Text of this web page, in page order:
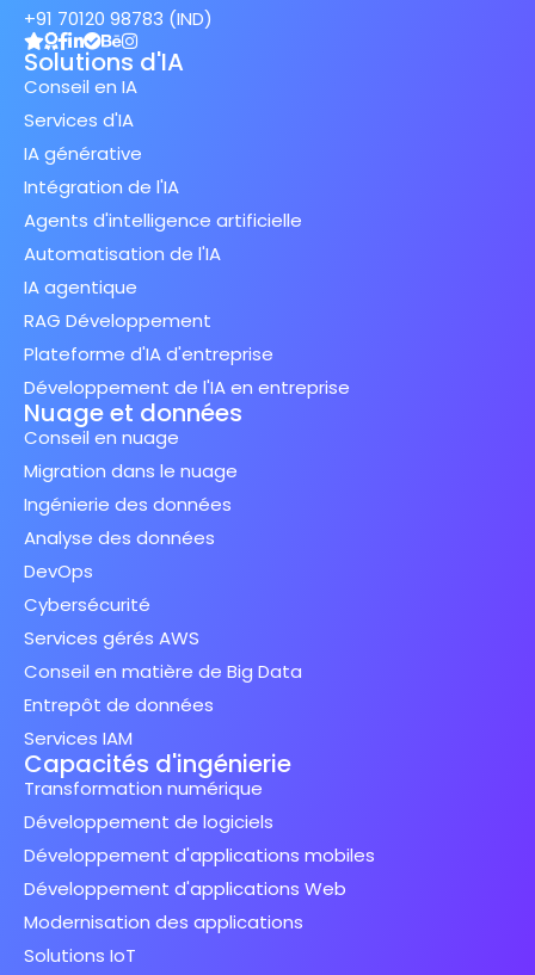
+91 70120 98783 (IND)
Solutions d'IA
Conseil en IA
Services d'IA
IA générative
Intégration de l'IA
Agents d'intelligence artificielle
Automatisation de l'IA
IA agentique
RAG Développement
Plateforme d'IA d'entreprise
Développement de l'IA en entreprise
Nuage et données
Conseil en nuage
Migration dans le nuage
Ingénierie des données
Analyse des données
DevOps
Cybersécurité
Services gérés AWS
Conseil en matière de Big Data
Entrepôt de données
Services IAM
Capacités d'ingénierie
Transformation numérique
Développement de logiciels
Développement d'applications mobiles
Développement d'applications Web
Modernisation des applications
Solutions IoT